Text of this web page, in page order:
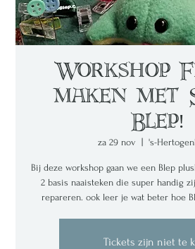
Workshop
maken met
Blep!
za 29 nov 's-
Bij deze workshop gaan we een Blep
2 basis naaisteken die super handig
repareren. ook leer je wat beter hoe
Tickets zijn niet te